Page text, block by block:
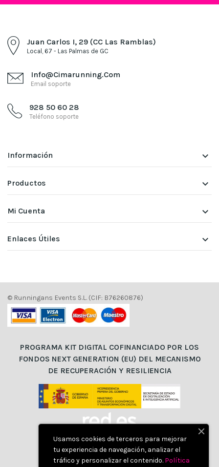
Juan Carlos I, 29 (CC Las Ramblas)
Local, 67 - Las Palmas de GC
Info@cimarunning.com
Email soporte
928 50 60 28
Teléfono soporte
Información keyboard_arrow_down
Productos keyboard_arrow_down
Mi Cuenta keyboard_arrow_down
Enlaces Útiles keyboard_arrow_down
© Runningans Events S.L. (CIF: B76260876)
PROGRAMA KIT DIGITAL COFINANCIADO POR LOS
FONDOS NEXT GENERATION (EU) DEL MECANISMO
DE RECUPERACIÓN Y RESILIENCIA
Usamos cookies de terceros para mejorar
tu experiencia de navegación, analizar el
tráfico y personalizar el contenido. Política